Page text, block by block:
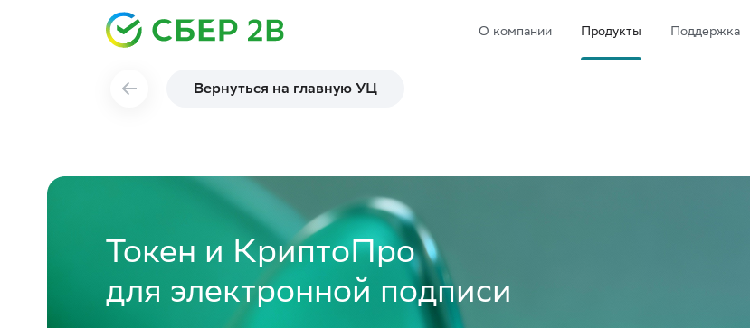
О компании Продукты Поддержка
Вернуться на главную УЦ
Токен и КриптоПро
для электронной подписи